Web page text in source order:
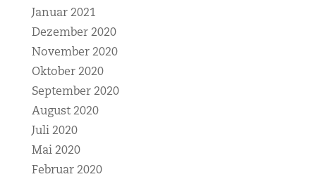
Januar 2021
Dezember 2020
November 2020
Oktober 2020
September 2020
August 2020
Juli 2020
Mai 2020
Februar 2020